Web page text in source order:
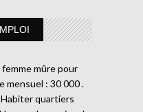
mûre pour
mensuel : 30 000 .
quartiers